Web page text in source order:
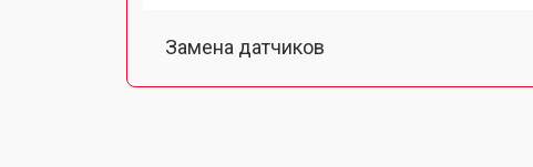
Замена датчиков